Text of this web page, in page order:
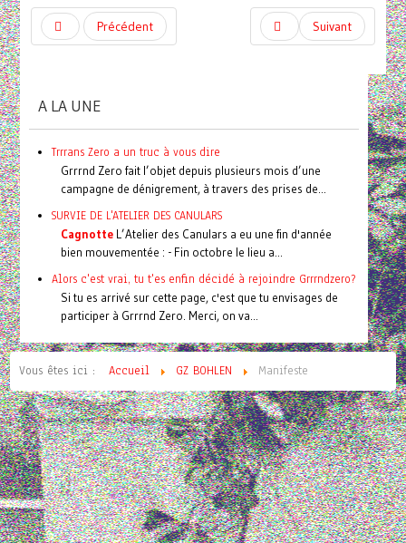
Précédent Suivant
A LA UNE
Trrrans Zero a un truc à vous dire
Grrrnd Zero fait l’objet depuis plusieurs mois d’une
campagne de dénigrement, à travers des prises de...
SURVIE DE L'ATELIER DES CANULARS
CagnotteL’Atelier des Canulars a eu une fin d'année
bien mouvementée : - Fin octobre le lieu a...
Alors c'est vrai, tu t'es enfin décidé à rejoindre Grrrndzero?
Si tu es arrivé sur cette page, c'est que tu envisages de
participer à Grrrnd Zero. Merci, on va...
Vous êtes ici : Accueil GZ BOHLEN Manifeste